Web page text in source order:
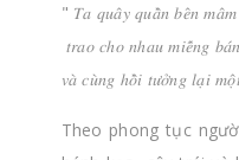
" 𝑇𝑎 𝑞𝑢𝑎̂𝑦 𝑞𝑢𝑎̂̀𝑛 𝑏𝑒̂𝑛
𝑡𝑟𝑎𝑜 𝑐ℎ𝑜 𝑛ℎ𝑎𝑢 𝑚𝑖𝑒̂́𝑛𝑔
𝑣𝑎̀ 𝑐𝑢̀𝑛𝑔 ℎ𝑜̂̀𝑖 𝑡𝑢̛𝑜̛̉𝑛𝑔 𝑙𝑎̣𝑖
Theo phong tục